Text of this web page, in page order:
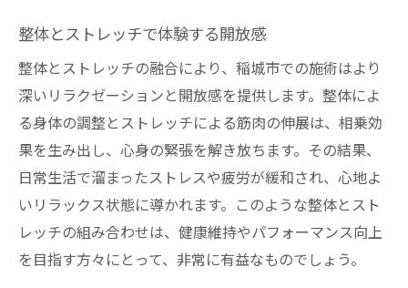
整体とストレッチで体験する開放感
整体とストレッチの融合により、稲城市での施術はより
深いリラクゼーションと開放感を提供します。整体によ
る身体の調整とストレッチによる筋肉の伸展は、相乗効
果を生み出し、心身の緊張を解き放ちます。その結果、
日常生活で溜まったストレスや疲労が緩和され、心地よ
いリラックス状態に導かれます。このような整体とスト
レッチの組み合わせは、健康維持やパフォーマンス向上
を目指す方々にとって、非常に有益なものでしょう。